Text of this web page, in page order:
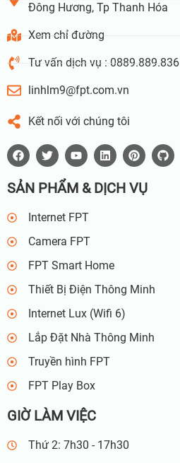
Đông Hương, Tp Thanh Hóa
Xem chỉ đường
Tư vấn dịch vụ : 0889.889.836
linhlm9@fpt.com.vn
Kết nối với chúng tôi
SẢN PHẨM & DỊCH VỤ
Internet FPT
Camera FPT
FPT Smart Home
Thiết Bị Điện Thông Minh
Internet Lux (Wifi 6)
Lắp Đặt Nhà Thông Minh
Truyền hình FPT
FPT Play Box
GIỜ LÀM VIỆC
Thứ 2: 7h30 - 17h30